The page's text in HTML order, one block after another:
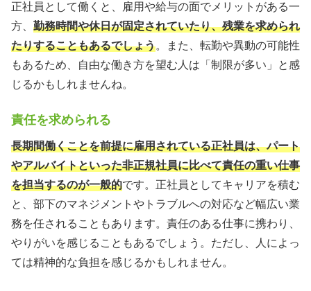
正社員として働くと、雇用や給与の面でメリットがある一
方、 勤務時間や休日が固定されていたり、残業を求められ
たりすることもあるでしょう。また、転勤や異動の可能性
もあるため、自由な働き方を望む人は「制限が多い」と感
じるかもしれませんね。
責任を求められる
長期間働くことを前提に雇用されている正社員は、パート
やアルバイトといった非正規社員に比べて責任の重い仕事
を担当するのが一般的です。正社員としてキャリアを積む
と、部下のマネジメントやトラブルへの対応など幅広い業
務を任されることもあります。責任のある仕事に携わり、
やりがいを感じることもあるでしょう。ただし、人によっ
ては精神的な負担を感じるかもしれません。